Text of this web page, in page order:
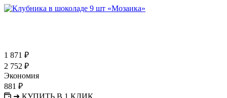
1 871 ₽
2 752 ₽
Экономия
881 ₽
➜ КУПИТЬ В 1 КЛИК